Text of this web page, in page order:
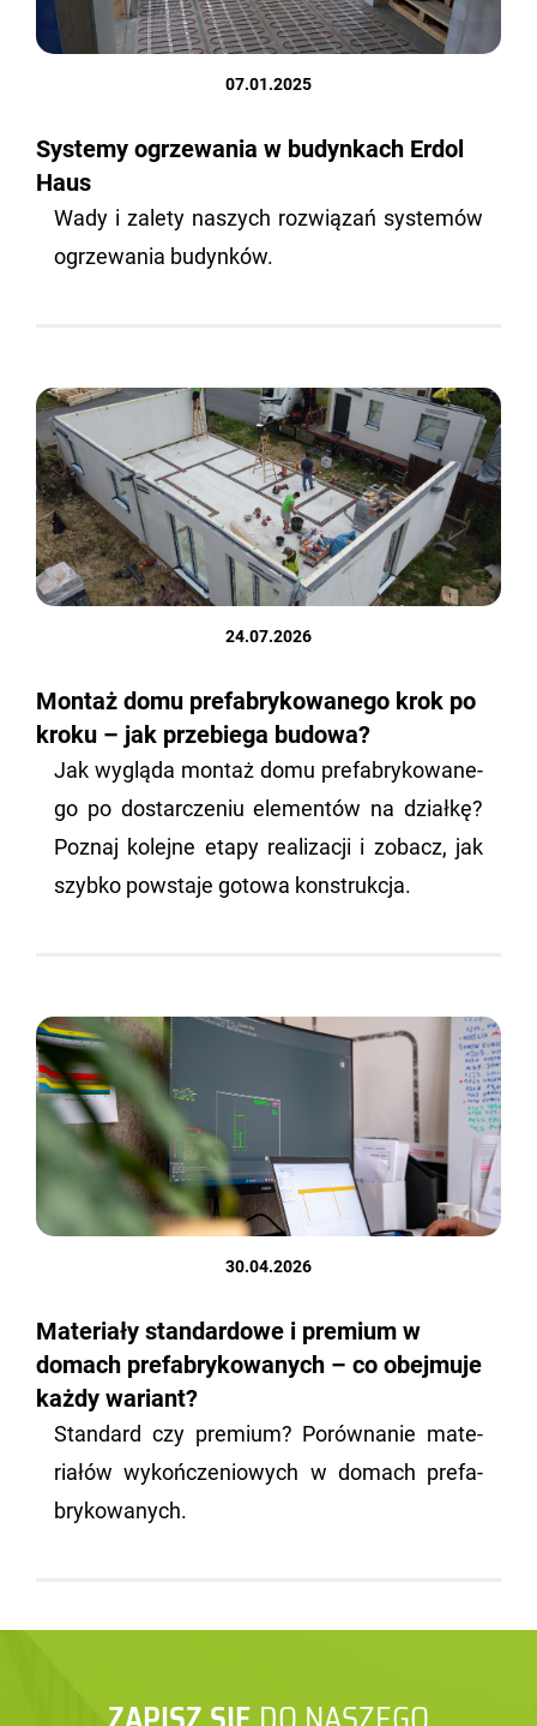
07.01.2025
Systemy ogrzewania w budynkach Erdol
Haus
Wady i za­le­ty na­szych roz­wią­zań sys­te­mów
ogrze­wa­nia bu­dyn­ków.
24.07.2026
Montaż domu prefabrykowanego krok po
kroku – jak przebiega budowa?
Jak wy­glą­da mon­taż domu pre­fa­bry­ko­wa­ne­
go po do­star­cze­niu ele­men­tów na dział­kę?
Po­znaj ko­lej­ne etapy re­ali­za­cji i zo­bacz, jak
szyb­ko po­wsta­je go­to­wa kon­struk­cja.
30.04.2026
Materiały standardowe i premium w
domach prefabrykowanych – co obejmuje
każdy wariant?
Stan­dard czy pre­mium? Po­rów­na­nie ma­te­
ria­łów wy­koń­cze­nio­wych w do­mach pre­fa­
bry­ko­wa­nych.